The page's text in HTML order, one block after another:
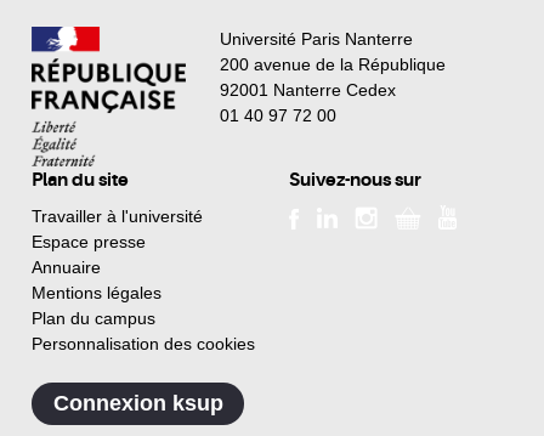
Université Paris Nanterre
200 avenue de la République
92001 Nanterre Cedex
01 40 97 72 00
Plan du site
Travailler à l'université
Espace presse
Annuaire
Mentions légales
Plan du campus
Personnalisation des cookies
Suivez-nous sur
Connexion ksup